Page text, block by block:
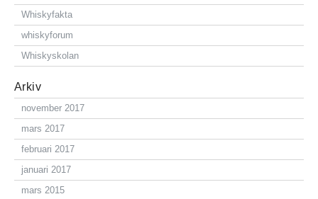
Whiskyfakta
whiskyforum
Whiskyskolan
Arkiv
november 2017
mars 2017
februari 2017
januari 2017
mars 2015